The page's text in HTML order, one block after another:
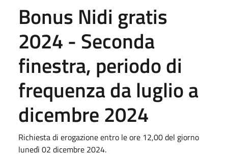
Bonus Nidi gratis
2024 - Seconda
finestra, periodo di
frequenza da luglio a
dicembre 2024
Richiesta di erogazione entro le ore 12,00 del giorno
lunedì 02 dicembre 2024.